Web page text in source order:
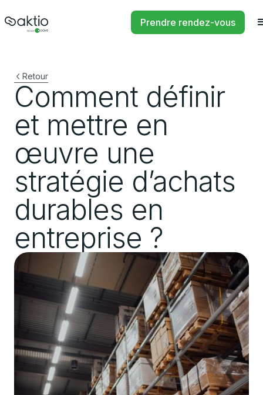
Prendre rendez-vous
Retour
Comment définir
et mettre en
œuvre une
stratégie d’achats
durables en
entreprise ?